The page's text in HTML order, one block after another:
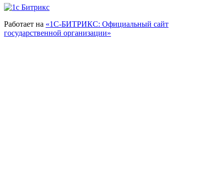
Работает на «1С-БИТРИКС: Официальный сайт
государственной организации»